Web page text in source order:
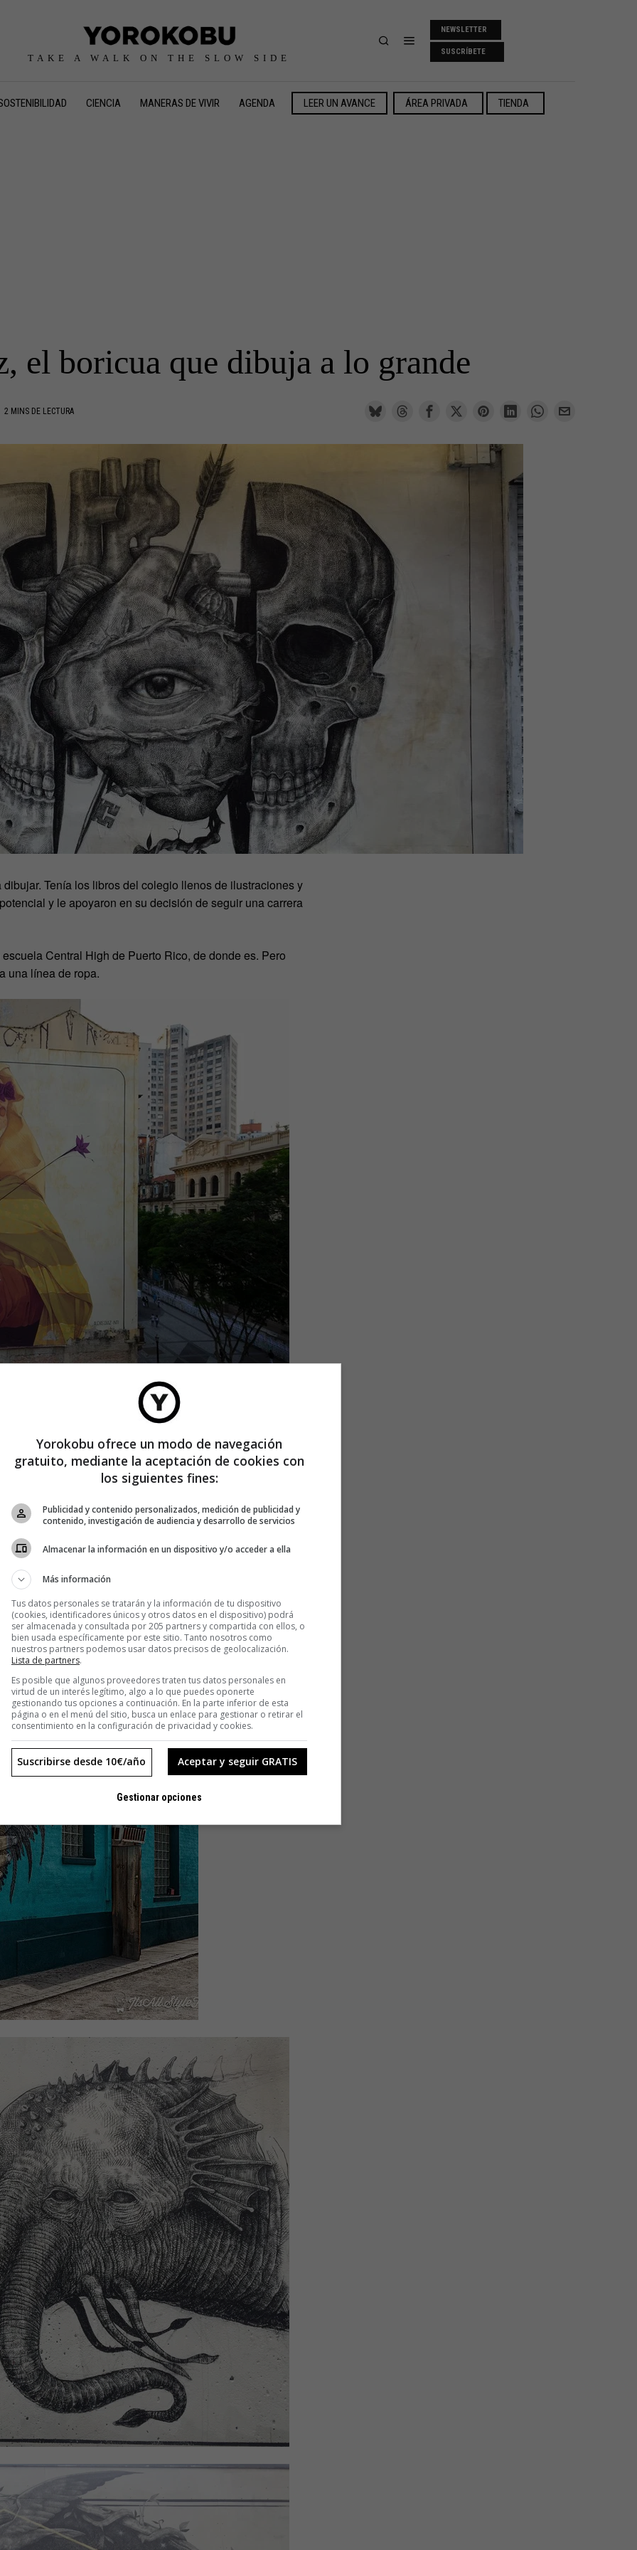
TAKE A WALK ON THE SLOW SIDE
NEWSLETTER
SUSCRÍBETE
CIENCIA MANERAS DE VIVIR AGENDA LEER UN AVANCE ÁREA PRIVADA TIENDA
el boricua que dibuja a lo grande
2 MINS DE LECTURA
Tenía los libros del colegio llenos de ilustraciones y
y le apoyaron en su decisión de seguir una carrera
Central High de Puerto Rico, de donde es. Pero
una línea de ropa.
poner sus dibujos en camisetas le pareció una buena
tiempo. Tras unos años, el negocio se torció.
que me gustaba, que era dibujar, y otros compañeros
y comenzamos a vender primero en Puerto Rico y luego
a desvirtuarse dije: «Hasta aquí». ¡Querían añadir
el puertorriqueño.
Yorokobu ofrece un modo de navegación
gratuito, mediante la aceptación de cookies con
los siguientes fines:
Publicidad y contenido personalizados, medición de publicidad y
contenido, investigación de audiencia y desarrollo de servicios
Almacenar la información en un dispositivo y/o acceder a ella
Más información
Tus datos personales se tratarán y la información de tu dispositivo
(cookies, identificadores únicos y otros datos en el dispositivo) podrá
ser almacenada y consultada por 205 partners y compartida con ellos, o
bien usada específicamente por este sitio. Tanto nosotros como
nuestros partners podemos usar datos precisos de geolocalización.
Lista de partners.
Es posible que algunos proveedores traten tus datos personales en
virtud de un interés legítimo, algo a lo que puedes oponerte
gestionando tus opciones a continuación. En la parte inferior de esta
página o en el menú del sitio, busca un enlace para gestionar o retirar el
consentimiento en la configuración de privacidad y cookies.
Aceptar y seguir GRATIS
Suscribirse desde 10€/año
Gestionar opciones